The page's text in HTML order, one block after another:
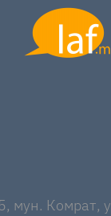
мун. Комрат,